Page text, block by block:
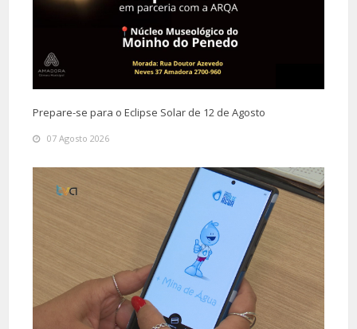
Prepare-se para o Eclipse Solar de 12 de Agosto
07 Agosto 2026